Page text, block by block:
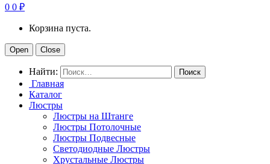
0 0 ₽
Корзина пуста.
Open Close
Найти:
Главная
Каталог
Люстры
Люстры на Штанге
Люстры Потолочные
Люстры Подвесные
Светодиодные Люстры
Хрустальные Люстры